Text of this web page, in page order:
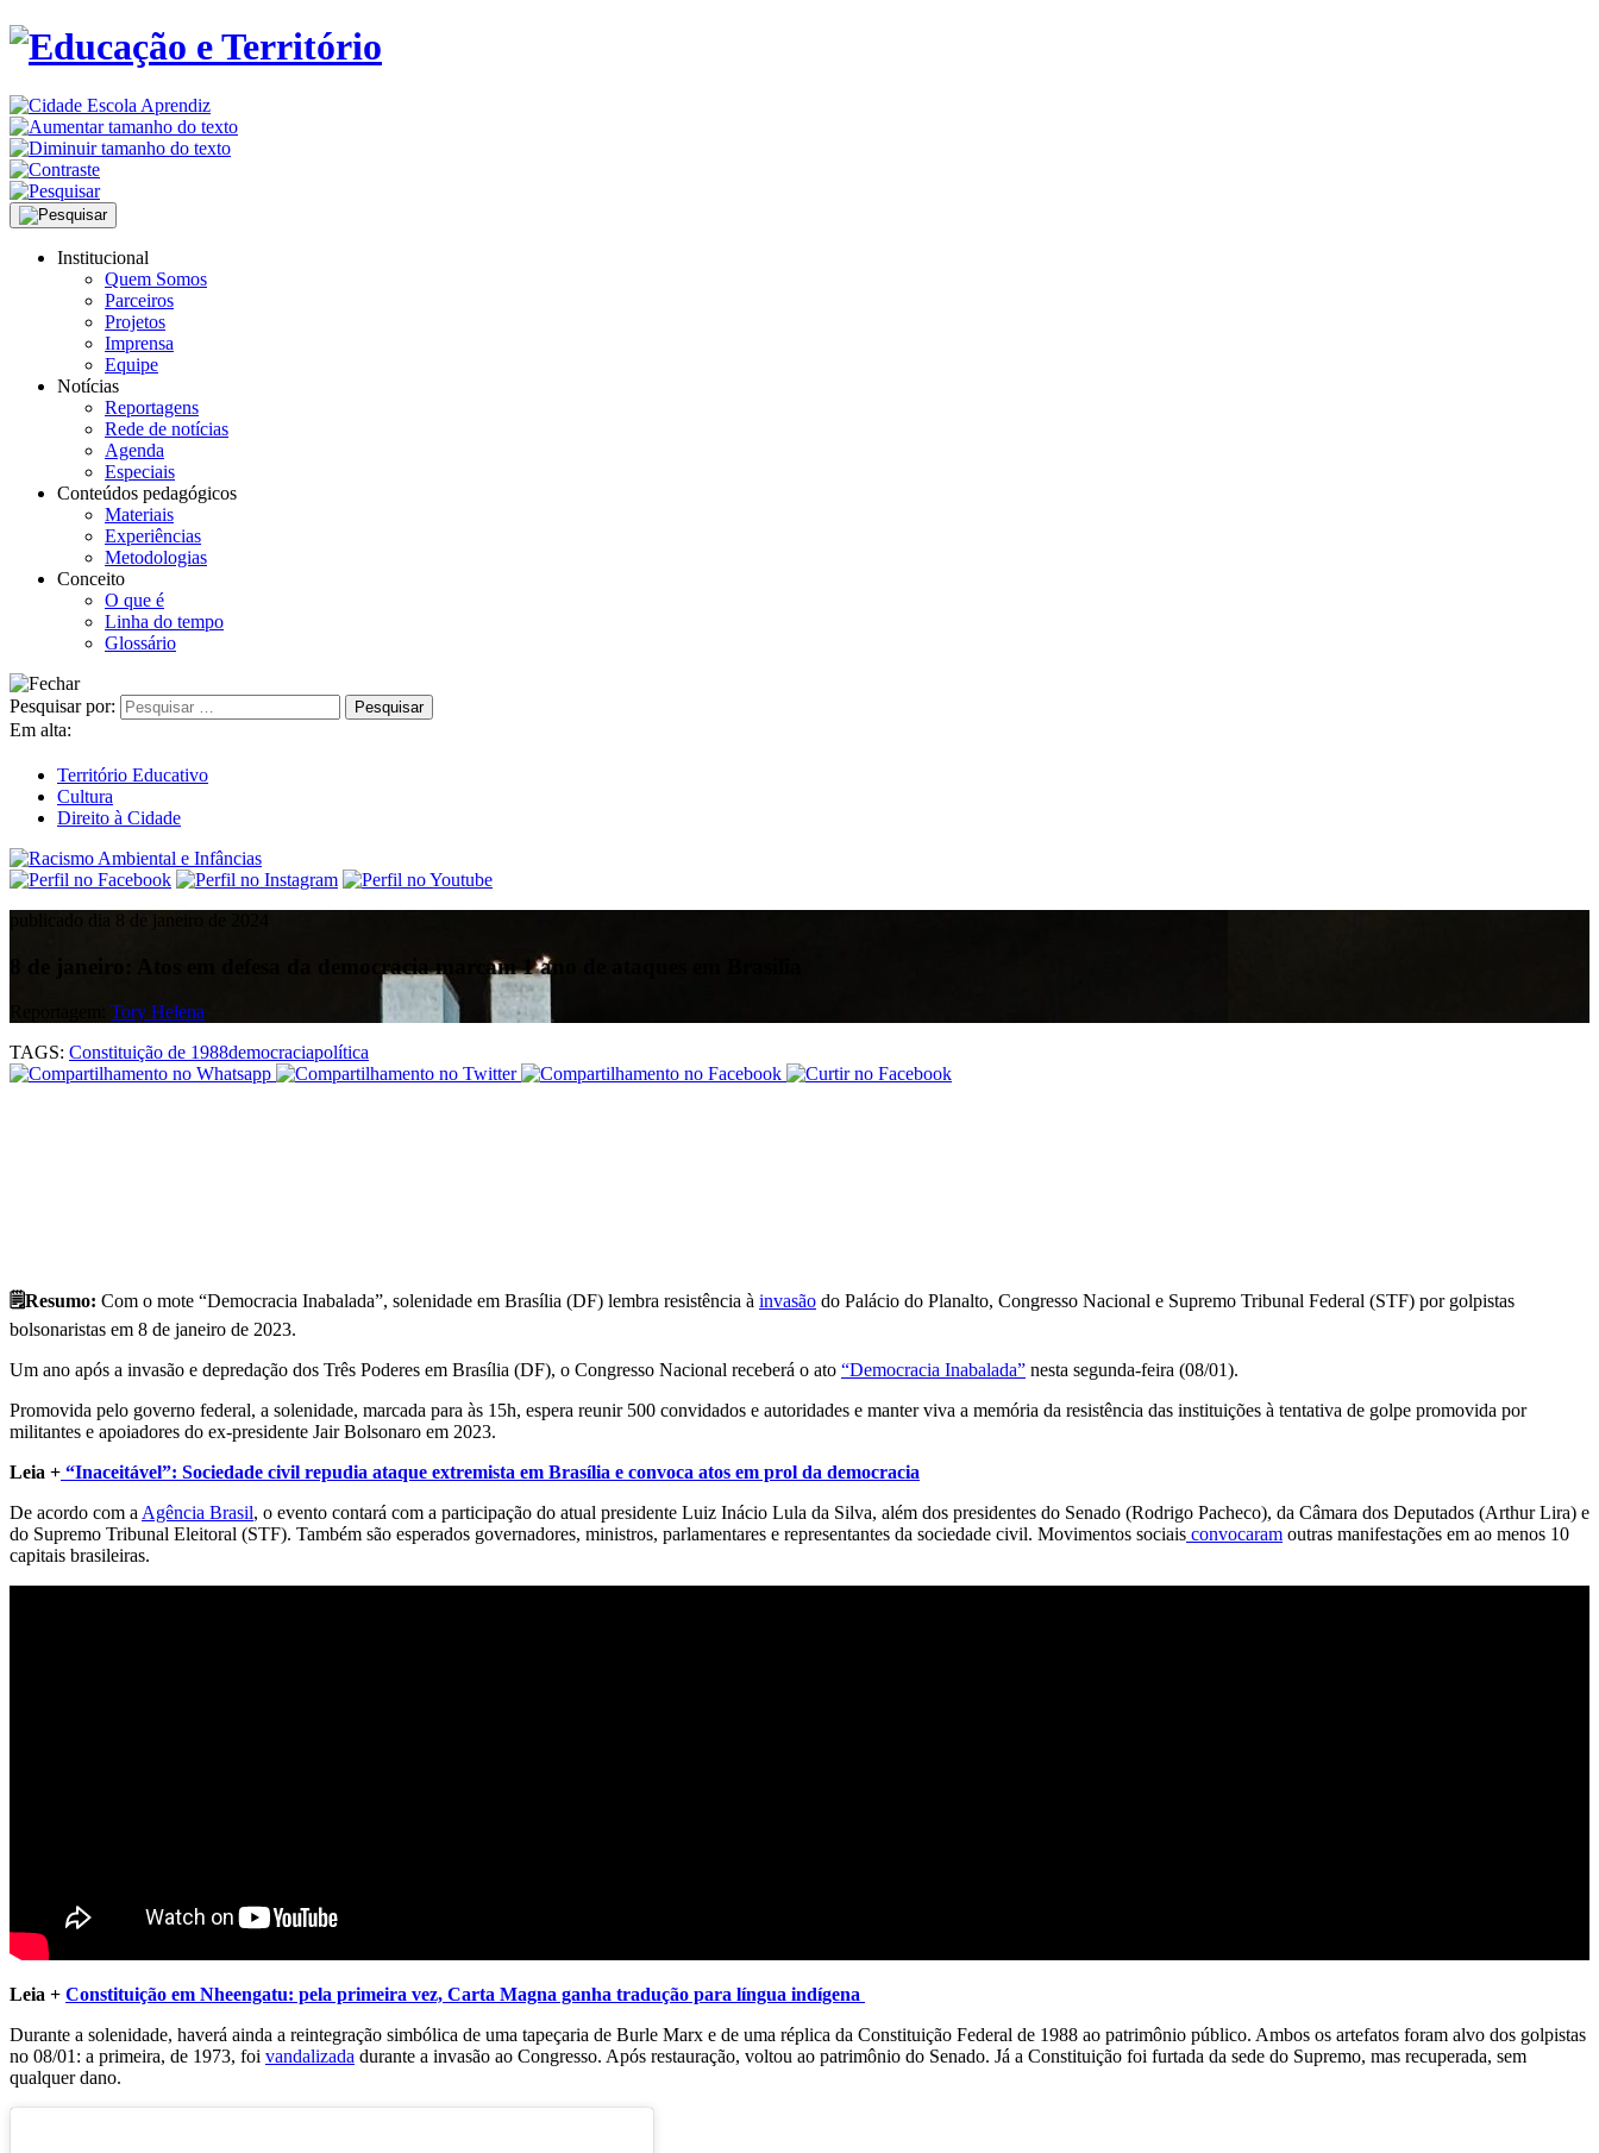
Institucional
Quem Somos
Parceiros
Projetos
Imprensa
Equipe
Notícias
Reportagens
Rede de notícias
Agenda
Especiais
Conteúdos pedagógicos
Materiais
Experiências
Metodologias
Conceito
O que é
Linha do tempo
Glossário
Pesquisar por:
Em alta:
Território Educativo
Cultura
Direito à Cidade
publicado dia 8 de janeiro de 2024
8 de janeiro: Atos em defesa da democracia marcam 1 ano de ataques em Brasília
Tory Helena
TAGS: Constituição de 1988democraciapolítica
🗒️Resumo: Com o mote “Democracia Inabalada”, solenidade em Brasília (DF) lembra resistência à invasão do Palácio do Planalto, Congresso Nacional e Supremo Tribunal Federal (STF) por golpistas
bolsonaristas em 8 de janeiro de 2023.
Um ano após a invasão e depredação dos Três Poderes em Brasília (DF), o Congresso Nacional receberá o ato “Democracia Inabalada” nesta segunda-feira (08/01).
Promovida pelo governo federal, a solenidade, marcada para às 15h, espera reunir 500 convidados e autoridades e manter viva a memória da resistência das instituições à tentativa de golpe promovida por
militantes e apoiadores do ex-presidente Jair Bolsonaro em 2023.
Leia + “Inaceitável”: Sociedade civil repudia ataque extremista em Brasília e convoca atos em prol da democracia
De acordo com a Agência Brasil, o evento contará com a participação do atual presidente Luiz Inácio Lula da Silva, além dos presidentes do Senado (Rodrigo Pacheco), da Câmara dos Deputados (Arthur Lira) e
do Supremo Tribunal Eleitoral (STF). Também são esperados governadores, ministros, parlamentares e representantes da sociedade civil. Movimentos sociais convocaram outras manifestações em ao menos 10
capitais brasileiras.
Leia + Constituição em Nheengatu: pela primeira vez, Carta Magna ganha tradução para língua indígena
Durante a solenidade, haverá ainda a reintegração simbólica de uma tapeçaria de Burle Marx e de uma réplica da Constituição Federal de 1988 ao patrimônio público. Ambos os artefatos foram alvo dos golpistas
no 08/01: a primeira, de 1973, foi vandalizada durante a invasão ao Congresso. Após restauração, voltou ao patrimônio do Senado. Já a Constituição foi furtada da sede do Supremo, mas recuperada, sem
qualquer dano.